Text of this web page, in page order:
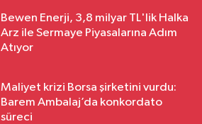
Bewen Enerji, 3,8 milyar TL'lik Halka
Arz ile Sermaye Piyasalarına Adım
Atıyor
Maliyet krizi Borsa şirketini vurdu:
Barem Ambalaj’da konkordato
süreci